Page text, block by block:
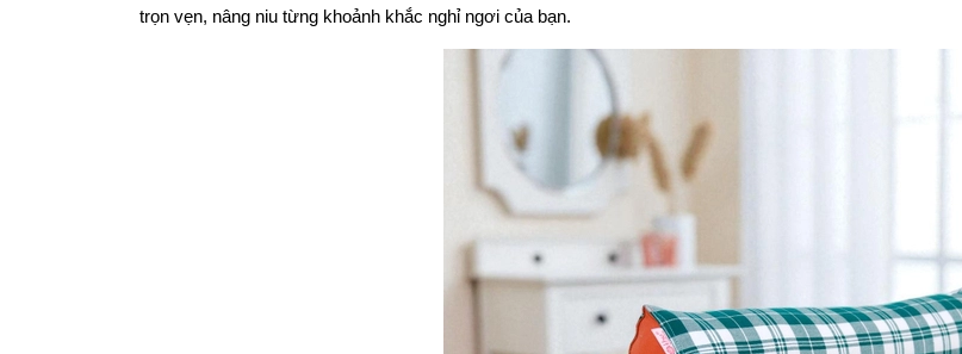
trọn vẹn, nâng niu từng khoảnh khắc nghỉ ngơi của bạn.